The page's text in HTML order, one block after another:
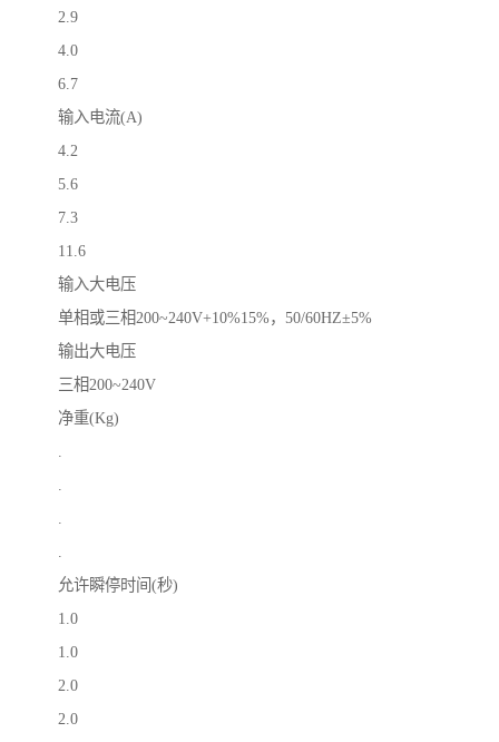
2.9
4.0
6.7
输入电流(A)
4.2
5.6
7.3
11.6
输入大电压
单相或三相200~240V+10%15%，50/60HZ±5%
输出大电压
三相200~240V
净重(Kg)
.
.
.
.
允许瞬停时间(秒)
1.0
1.0
2.0
2.0